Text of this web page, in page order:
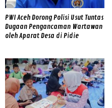
PWI Aceh Dorong Polisi Usut Tuntas
Dugaan Pengancaman Wartawan
oleh Aparat Desa di Pidie